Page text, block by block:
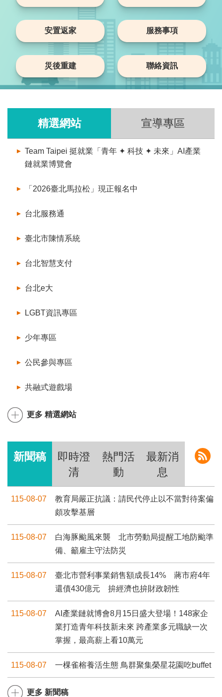
安置返家 服務事項
災後重建 聯絡資訊
精選網站 宣導專區
Team Taipei 挺就業「青年 ✦ 科技 ✦ 未來」AI產業
鏈就業博覽會
「2026臺北馬拉松」現正報名中
台北服務通
臺北市陳情系統
台北智慧支付
台北e大
LGBT資訊專區
少年專區
公民參與專區
共融式遊戲場
更多 精選網站
新聞稿
即時澄
清
熱門活
動
最新消
息
115-08-07
教育局嚴正抗議：請民代停止以不當對待案偏
頗攻擊基層
115-08-07
白海豚颱風來襲 北市勞動局提醒工地防颱準
備、籲雇主守法防災
115-08-07
臺北市營利事業銷售額成長14% 蔣市府4年
還債430億元 拚經濟也拚財政韌性
115-08-07
AI產業鏈就博會8月15日盛大登場！148家企
業打造青年科技新未來 跨產業多元職缺一次
掌握，最高薪上看10萬元
115-08-07 一棵雀榕養活生態 鳥群聚集榮星花園吃buffet
更多 新聞稿